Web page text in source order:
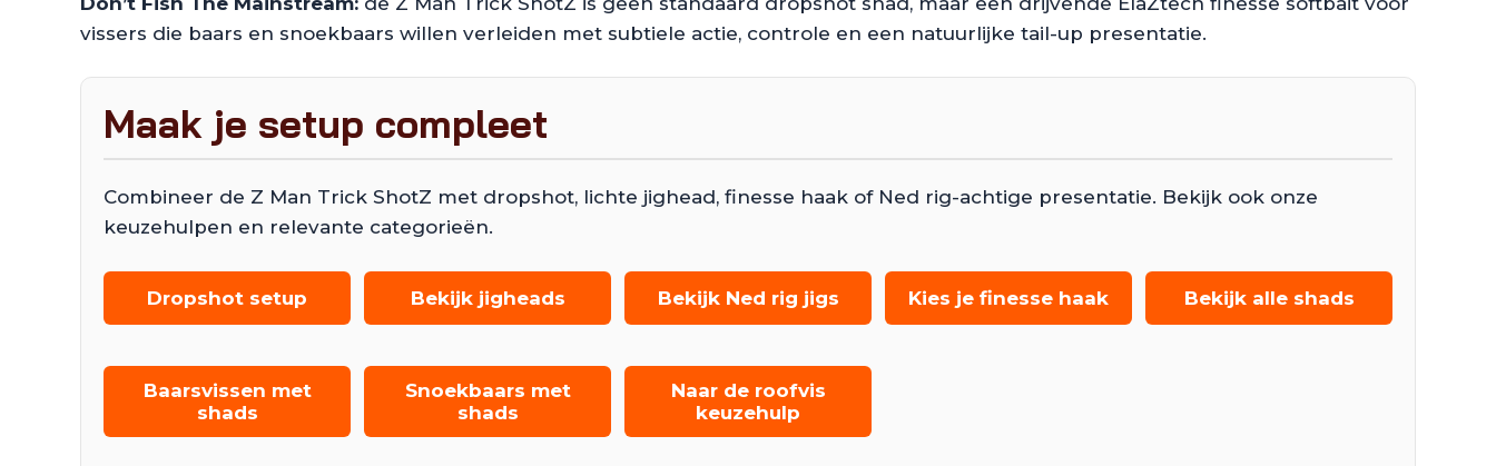
vissers die baars en snoekbaars willen verleiden met subtiele actie, controle en een natuurlijke tail-up presentatie.
Maak je setup compleet
Combineer de Z Man Trick ShotZ met dropshot, lichte jighead, finesse haak of Ned rig-achtige presentatie. Bekijk ook onze
keuzehulpen en relevante categorieën.
Dropshot setup Bekijk jigheads Bekijk Ned rig jigs Kies je finesse haak Bekijk alle shads
Baarsvissen met
shads
Snoekbaars met
shads
Naar de roofvis
keuzehulp